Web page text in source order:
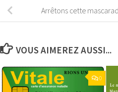
Arrêtons cette
VOUS AIMEREZ AUSSI...
0